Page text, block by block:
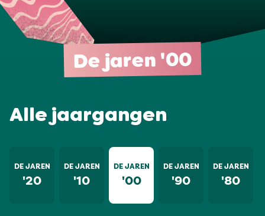
De jaren '00
Alle jaargangen
DE JAREN
'20
DE JAREN
'10
DE JAREN
'00
DE JAREN
'90
DE JAREN
'80